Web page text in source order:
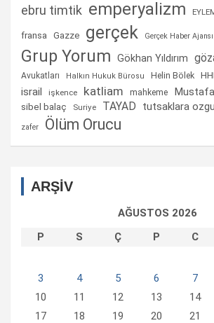
ebru timtik emperyalizm
fransa Gazze gerçek Gerçek Haber Ajansı
Grup Yorum Gökhan Yıldırım
Avukatları
Halkın Hukuk Bürosu Helin Bölek
israil işkence katliam mahkeme
sibel balaç Suriye TAYAD tutsaklara
zafer Ölüm Orucu
ARŞİV
AĞUSTOS 2026
P
S Ç P C
3
4 5 6 7
10
11 12 13 14
17
18 19 20 21